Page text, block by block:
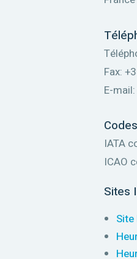
Fax:
E-
IATA
ICAO
Sites